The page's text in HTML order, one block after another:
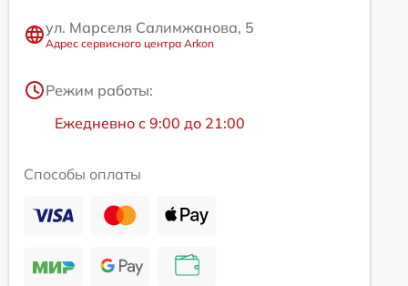
ул. Марселя Салимжанова, 5
Адрес сервисного центра Arkon
Режим работы:
Ежедневно с 9:00 до 21:00
Способы оплаты